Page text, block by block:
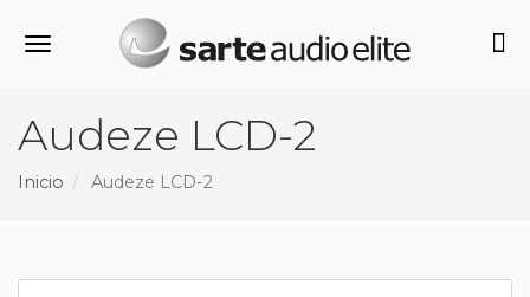
Alternar navegación
Audeze LCD-2
Inicio Audeze LCD-2